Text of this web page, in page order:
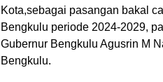
Kota,sebagai pasangan bakal
Bengkulu periode 2024-2029,
Gubernur Bengkulu Agusrin M
Bengkulu.